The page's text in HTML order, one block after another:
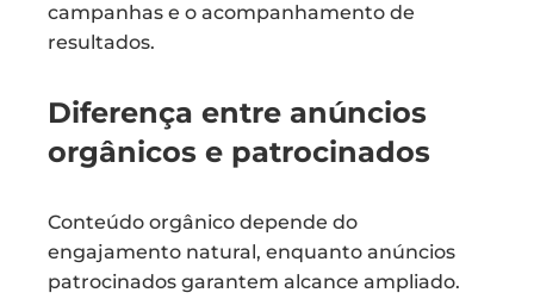
campanhas e o acompanhamento de
resultados.
Diferença entre anúncios
orgânicos e patrocinados
Conteúdo orgânico depende do
engajamento natural, enquanto anúncios
patrocinados garantem alcance ampliado.